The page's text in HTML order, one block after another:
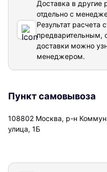
Доставка в другие
отдельно с
Результат расчета
предварительным,
доставки можно
менеджером.
Пункт самовывоза
108802 Москва, р-н
улица, 1Б